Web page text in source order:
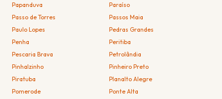
Papanduva
Paraíso
Passo de Torres
Passos Maia
Paulo Lopes
Pedras Grandes
Penha
Peritiba
Pescaria Brava
Petrolândia
Pinhalzinho
Pinheiro Preto
Piratuba
Planalto Alegre
Pomerode
Ponte Alta